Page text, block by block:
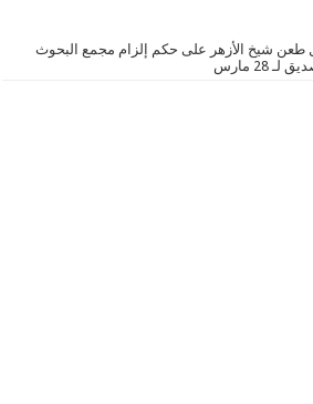
طعن شيخ الأزهر على حكم إلزام مجمع البحوث
28 مارس